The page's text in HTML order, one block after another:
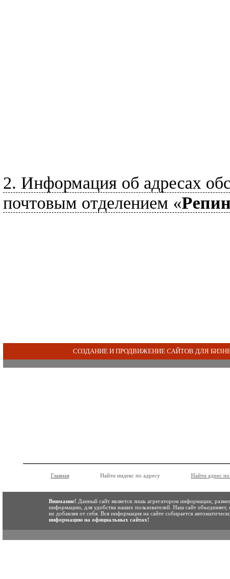
2. Информация об адресах
почтовым отделением «
СОЗДАНИЕ И ПРОДВИЖЕНИЕ САЙТОВ ДЛЯ
Главная Найти индекс по адресу Найти адрес
Внимание! Данный сайт является лишь агрегатором информации,
информацию, для удобства наших пользователей. Наш сайт
не добавляя от себя. Вся информация на сайте собирается
информацию на официальных сайтах!